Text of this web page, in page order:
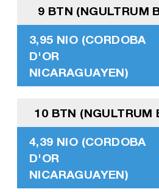
9 BTN (NGULTRUM
3,95 NIO (CORDOBA
D'OR
NICARAGUAYEN)
10 BTN (NGULTRUM
4,39 NIO (CORDOBA
D'OR
NICARAGUAYEN)